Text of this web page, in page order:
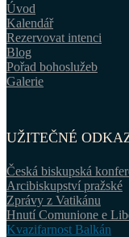
Úvod
Kalendář
Rezervovat intenci
Blog
Pořad bohoslužeb
Galerie
UŽITEČNÉ
Česká biskupská
Arcibiskupství pražské
Zprávy z Vatikánu
Hnutí Comunione e
Kvazifarnost Balkán